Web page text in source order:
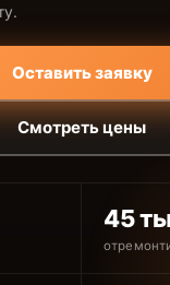
Оставить заявку
Смотреть цены
45